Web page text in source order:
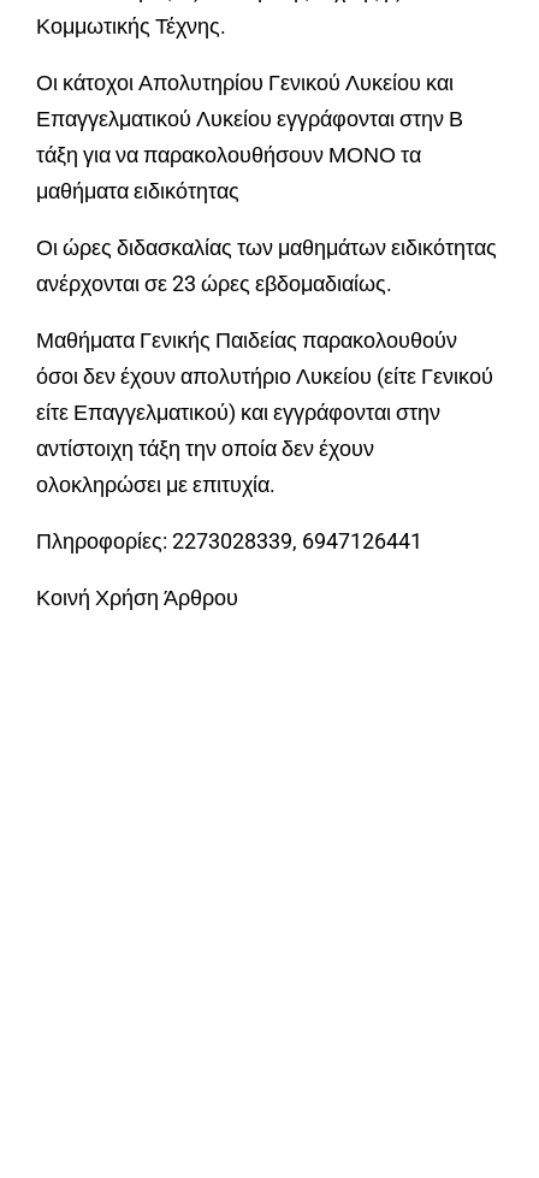
Κομμωτικής Τέχνης.
Οι κάτοχοι Απολυτηρίου Γενικού Λυκείου και
Επαγγελματικού Λυκείου εγγράφονται στην Β
τάξη για να παρακολουθήσουν ΜΟΝΟ τα
μαθήματα ειδικότητας
Οι ώρες διδασκαλίας των μαθημάτων ειδικότητας
ανέρχονται σε 23 ώρες εβδομαδιαίως.
Μαθήματα Γενικής Παιδείας παρακολουθούν
όσοι δεν έχουν απολυτήριο Λυκείου (είτε Γενικού
είτε Επαγγελματικού) και εγγράφονται στην
αντίστοιχη τάξη την οποία δεν έχουν
ολοκληρώσει με επιτυχία.
Πληροφορίες: 2273028339, 6947126441
Κοινή Χρήση Άρθρου